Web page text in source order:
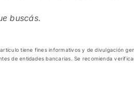
buscás.
tiene fines informativos y de divulgación
de entidades bancarias. Se recomienda